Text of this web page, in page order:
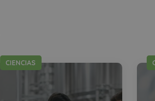
CIENCIAS